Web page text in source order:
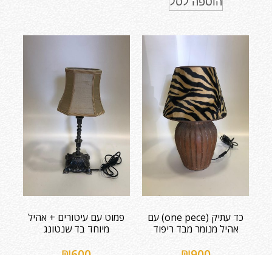
כד עתיק (one pece) עם
אהיל מנומר מבד ריפוד
פמוט עם עיטורים + אהיל
מיוחד בד שנטונג